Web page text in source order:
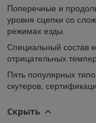
Поперечные и
уровня сцепки со
режимах езды.
Специальный состав
отрицательных
Пять популярных
скутеров,
Скрыть